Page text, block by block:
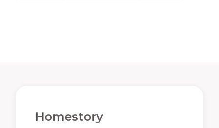
Homestory